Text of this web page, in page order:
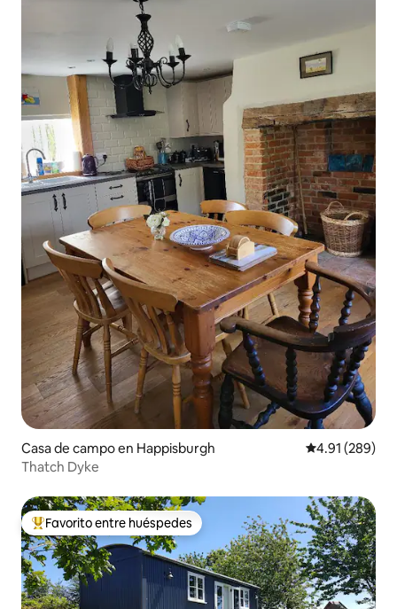
Casa de campo en Happisburgh Calificación
4.91 (289)
Thatch Dyke
Favorito entre huéspedes preferido
Favorito entre huéspedes